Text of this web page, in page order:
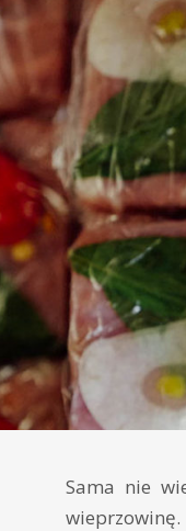
Sama nie